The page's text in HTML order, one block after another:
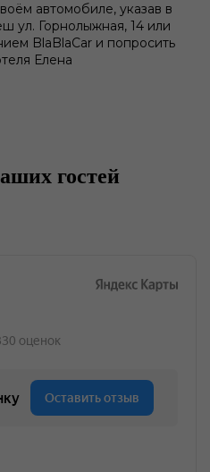
автомобиле, указав в
ул. Горнолыжная, 14 или
BlaBlaCar и попросить
Елена
гостей